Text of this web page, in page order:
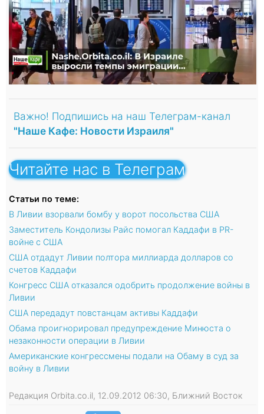
Важно! Подпишись на наш Телеграм-канал
"Наше Кафе: Новости Израиля"
Читайте нас в Телеграм
Статьи по теме:
В Ливии взорвали бомбу у ворот посольства США
Заместитель Кондолизы Райс помогал Каддафи в PR-
войне с CША
США отдадут Ливии полтора миллиарда долларов со
счетов Каддафи
Конгресс США отказался одобрить продолжение войны в
Ливии
США передадут повстанцам активы Каддафи
Обама проигнорировал предупреждение Минюста о
незаконности операции в Ливии
Американские конгрессмены подали на Обаму в суд за
войну в Ливии
Редакция Orbita.co.il, 12.09.2012 06:30, Ближний Восток